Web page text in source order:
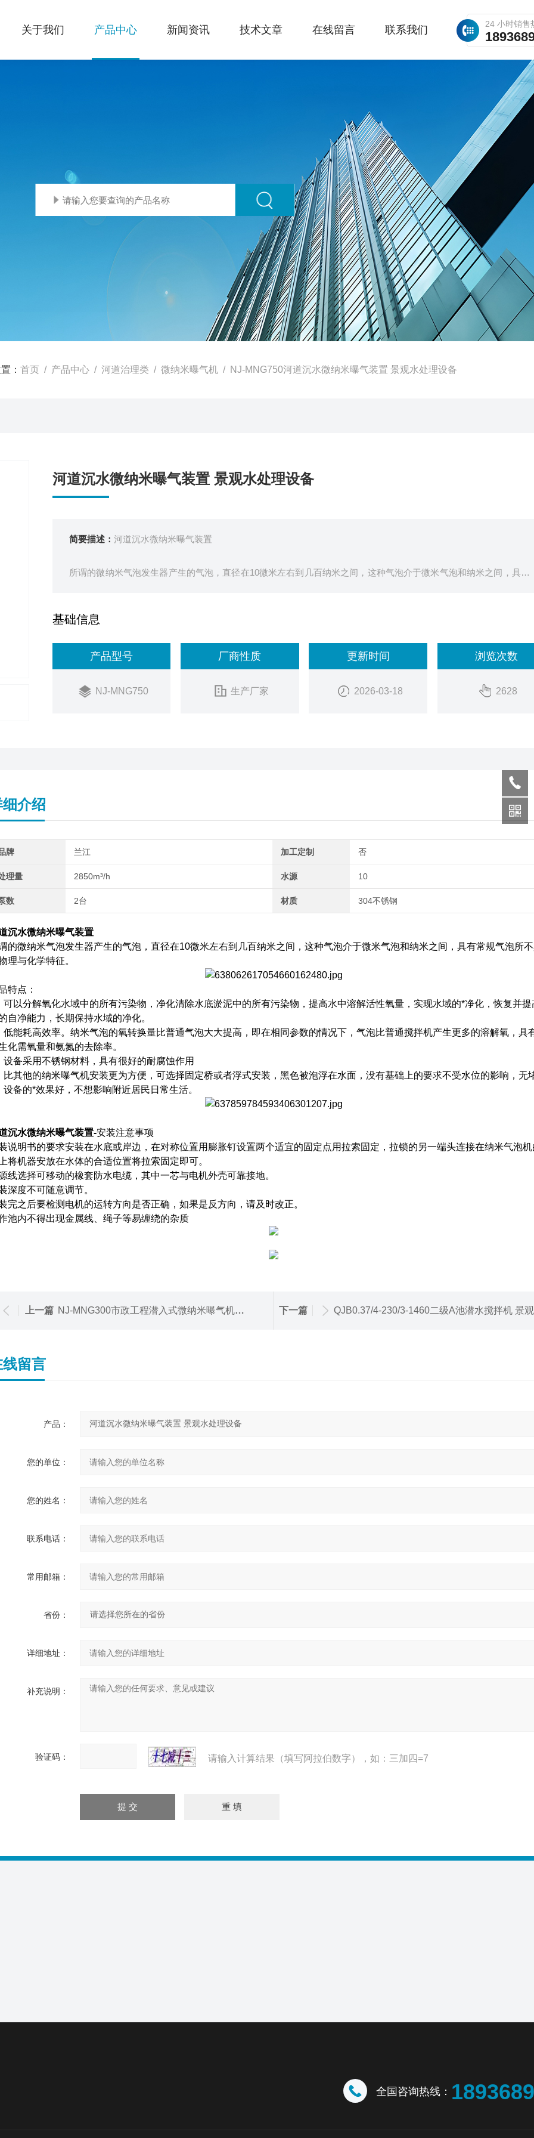
24 小时销售
关于我们 产品中心 新闻资讯 技术文章 在线留言 联系我们
： 首页 / 产品中心 / 河道治理类 / 微纳米曝气机 / NJ-MNG750河道沉水微纳米曝气装置 景观水处理设备
河道沉水微纳米曝气装置 景观水处理设备
简要描述： 河道沉水微纳米曝气装置
所谓的微纳米气泡发生器产生的气泡，直径在10微米左右到几百纳米之间，这种气泡介于微米气泡和纳米之间，具有
基础信息
产品型号
NJ-MNG750
厂商性质
生产厂家
更新时间
2026-03-18
浏览次数
2628
介绍
牌 兰江 加工定制 否
理量 2850m³/h 水源 10
数 2台 材质 304不锈钢
沉水微纳米曝气装置
的微纳米气泡发生器产生的气泡，直径在10微米左右到几百纳米之间，这种气泡介于微米气泡和纳米之间，具有常规气泡所
理与化学特征。
特点：
可以分解氧化水域中的所有污染物，净化清除水底淤泥中的所有污染物，提高水中溶解活性氧量，实现水域的*净化，恢复并提
自净能力，长期保持水域的净化。
低能耗高效率。纳米气泡的氧转换量比普通气泡大大提高，即在相同参数的情况下，气泡比普通搅拌机产生更多的溶解氧，具
化需氧量和氨氮的去除率。
设备采用不锈钢材料，具有很好的耐腐蚀作用
比其他的纳米曝气机安装更为方便，可选择固定桥或者浮式安装，黑色被泡浮在水面，没有基础上的要求不受水位的影响，无
设备的*效果好，不想影响附近居民日常生活。
沉水微纳米曝气装置-安装注意事项
说明书的要求安装在水底或岸边，在对称位置用膨胀钉设置两个适宜的固定点用拉索固定，拉锁的另一端头连接在纳米气泡
将机器安放在水体的合适位置将拉索固定即可。
线选择可移动的橡套防水电缆，其中一芯与电机外壳可靠接地。
深度不可随意调节。
完之后要检测电机的运转方向是否正确，如果是反方向，请及时改正。
池内不得出现金属线、绳子等易缠绕的杂质
上一篇 NJ-MNG300市政工程潜入式微纳米曝气机 景观水处理设备 下一篇 QJB0.37/4-230/3-1460二级A池潜水搅拌机 景观水处理设备
线留言
产品：
您的单位：
您的姓名：
联系电话：
常用邮箱：
省份：
详细地址：
补充说明：
验证码： 请输入计算结果（填写阿拉伯数字），如：三加四=7
全国咨询热线：